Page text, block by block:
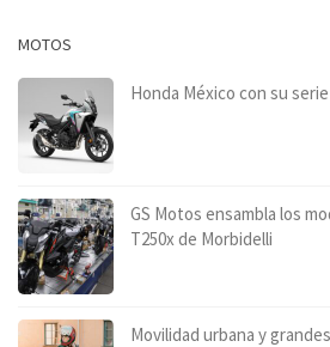
MOTOS
Honda México con su serie
GS Motos ensambla los
T250x de Morbidelli
Movilidad urbana y